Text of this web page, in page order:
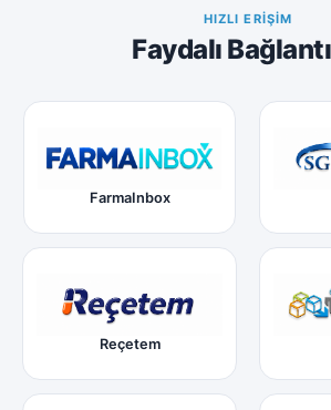
HIZLI ERIŞIM
Faydalı
FarmaInbox
Reçetem